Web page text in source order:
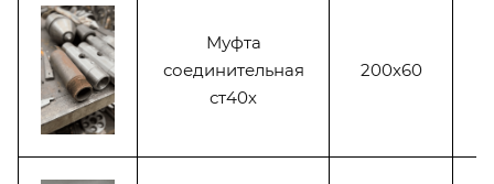
Муфта
соединительная
ст40х
200х60